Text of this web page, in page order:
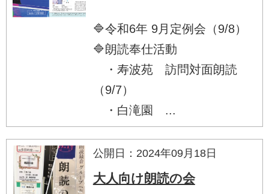
🔷令和6年 9月定例会（9/8）
🔷朗読奉仕活動
・寿波苑 訪問対面朗読
（9/7）
・白滝園 ...
公開日：2024年09月18日
大人向け朗読の会